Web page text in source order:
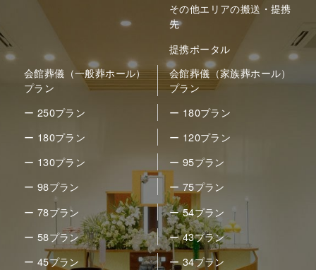
その他エリアの搬送・提携
先
提携ポータル
会館葬儀（一般葬ホール）
プラン
ー 250プラン
ー 180プラン
ー 130プラン
ー 98プラン
ー 78プラン
ー 58プラン
ー 45プラン
会館葬儀（家族葬ホール）
プラン
ー 180プラン
ー 120プラン
ー 95プラン
ー 75プラン
ー 54プラン
ー 43プラン
ー 34プラン